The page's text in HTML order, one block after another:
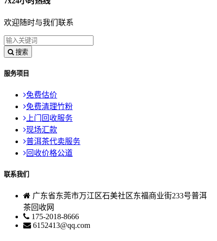
欢迎随时与我们联系
搜索
服务项目
免费估价
免费清理竹粉
上门回收服务
现场汇款
普洱茶代卖服务
回收价格公道
联系我们
广东省东莞市万江区石美社区东福商业街233号普洱
茶回收网
175-2018-8666
6152413@qq.com